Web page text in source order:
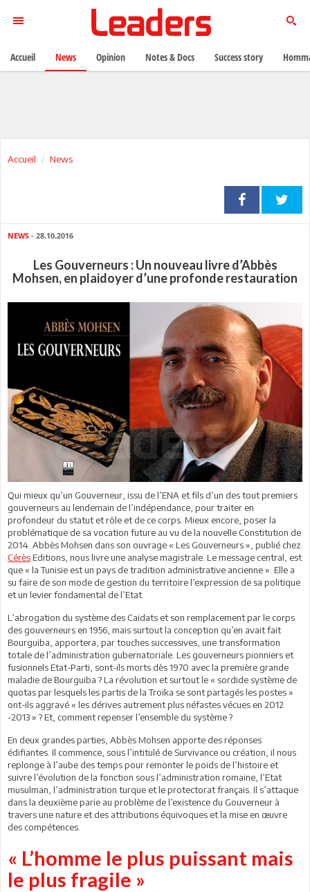
Accueil News
NEWS - 28.10.2016
Les Gouverneurs : Un nouveau livre d’Abbès
Mohsen, en plaidoyer d’une profonde restauration
Qui mieux qu’un Gouverneur, issu de l’ENA et fils d’un des tout premiers
gouverneurs au lendemain de l’indépendance, pour traiter en
profondeur du statut et rôle et de ce corps. Mieux encore, poser la
problématique de sa vocation future au vu de la nouvelle Constitution de
2014. Abbès Mohsen dans son ouvrage « Les Gouverneurs », publié chez
CérèsEditions, nous livre une analyse magistrale. Le message central, est
que « la Tunisie est un pays de tradition administrative ancienne ». Elle a
su faire de son mode de gestion du territoire l’expression de sa politique
et un levier fondamental de l’Etat.
L’abrogation du système des Caïdats et son remplacement par le corps
des gouverneurs en 1956, mais surtout la conception qu’en avait fait
Bourguiba, apportera, par touches successives, une transformation
totale de l’administration gubernatoriale. Les gouverneurs pionniers et
fusionnels Etat-Parti, sont-ils morts dès 1970 avec la première grande
maladie de Bourguiba ? La révolution et surtout le « sordide système de
quotas par lesquels les partis de la Troïka se sont partagés les postes »
ont-ils aggravé « les dérives autrement plus néfastes vécues en 2012
-2013 » ? Et, comment repenser l’ensemble du système ?
En deux grandes parties, Abbès Mohsen apporte des réponses
édifiantes. Il commence, sous l’intitulé de Survivance ou création, il nous
replonge à l’aube des temps pour remonter le poids de l’histoire et
suivre l’évolution de la fonction sous l’administration romaine, l’Etat
musulman, l’administration turque et le protectorat français. Il s’attaque
dans la deuxième parie au problème de l’existence du Gouverneur à
travers une nature et des attributions équivoques et la mise en œuvre
des compétences.
« L’homme le plus puissant mais
le plus fragile »
Accueil News Opinion Notes & Docs Success story